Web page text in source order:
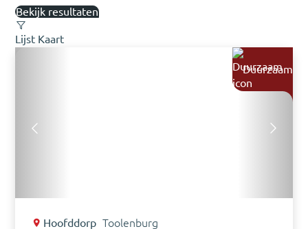
Bekijk resultaten
Lijst Kaart
Duurzaam
Hoofddorp Toolenburg